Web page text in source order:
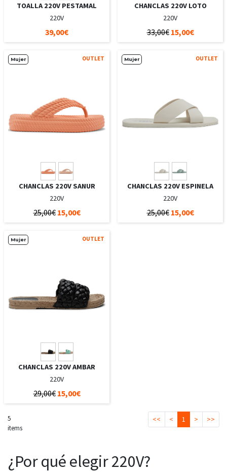
TOALLA 220V PESTAMAL
220V
39,00€
CHANCLAS 220V LOTO
220V
33,00€ 15,00€
OUTLET
Mujer
CHANCLAS 220V SANUR
220V
25,00€ 15,00€
OUTLET
Mujer
CHANCLAS 220V ESPINELA
220V
25,00€ 15,00€
OUTLET
Mujer
CHANCLAS 220V AMBAR
220V
29,00€ 15,00€
5
items
<< < 1 > >>
¿Por qué elegir 220V?